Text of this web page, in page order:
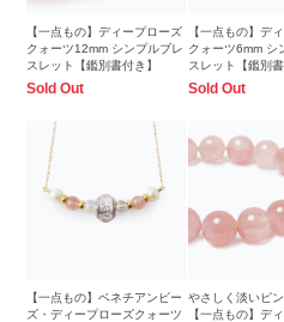
【一点もの】ディープローズ
クォーツ12mm シンプルブレ
スレット【鑑別書付き】
Sold Out
【一点もの】デ
クォーツ6mm シ
スレット【鑑別書
Sold Out
【一点もの】ベネチアンビー
ズ・ディープローズクォーツ
やさしく淡いピ
【一点もの】デ